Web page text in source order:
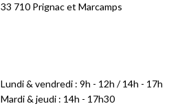
33 710 Prignac et Marcamps
Lundi & vendredi : 9h - 12h / 14h - 17h
Mardi & jeudi : 14h - 17h30